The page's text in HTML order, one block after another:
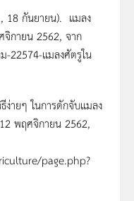
18 กันยายน). แมลง
กายน 2562, จาก
22574-แมลงศัตรูใน
ายๆ ในการดักจับแมลง
พฤศจิกายน 2562,
page.php?